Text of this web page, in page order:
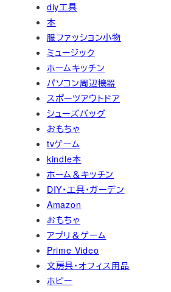
diy工具
本
服ファッション小物
ミュージック
ホームキッチン
パソコン周辺機器
スポーツアウトドア
シューズバッグ
おもちゃ
tvゲーム
kindle本
ホーム＆キッチン
DIY・工具・ガーデン
Amazon
おもちゃ
アプリ＆ゲーム
Prime Video
文房具・オフィス用品
ホビー